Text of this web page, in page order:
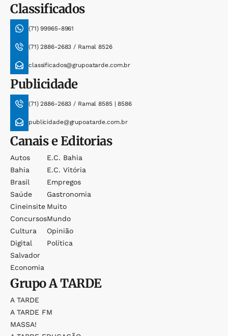
Classificados
(71) 99965-8961
(71) 2886-2683 / Ramal 8526
classificados@grupoatarde.com.br
Publicidade
(71) 2886-2683 / Ramal 8585 | 8586
publicidade@grupoatarde.com.br
Canais e Editorias
Autos
Bahia
Brasil
Saúde
Cineinsite
Concursos
Cultura
Digital
Salvador
Economia
E.c. Bahia
E.c. Vitória
Empregos
Gastronomia
Muito
Mundo
Opinião
Política
GrupoA TARDE
A TARDE
A TARDE FM
MASSA!